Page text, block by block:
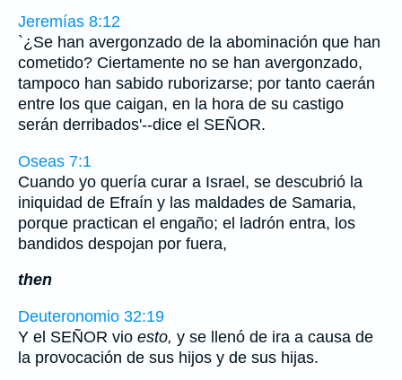
Jeremías 8:12
`¿Se han avergonzado de la abominación que han
cometido? Ciertamente no se han avergonzado,
tampoco han sabido ruborizarse; por tanto caerán
entre los que caigan, en la hora de su castigo
serán derribados'--dice el SEÑOR.
Oseas 7:1
Cuando yo quería curar a Israel, se descubrió la
iniquidad de Efraín y las maldades de Samaria,
porque practican el engaño; el ladrón entra, los
bandidos despojan por fuera,
then
Deuteronomio 32:19
Y el SEÑOR vio esto, y se llenó de ira a causa de
la provocación de sus hijos y de sus hijas.